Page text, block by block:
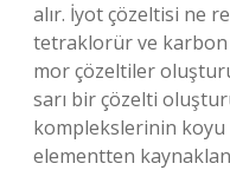
alır. İyot çözeltisi ne
tetraklorür ve karbon
mor çözeltiler
sarı bir çözelti
komplekslerinin
elementten